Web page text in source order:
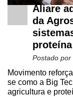
Cadastre-Aliare
da
Postado por
Movimento
se como a Big
agricultura e